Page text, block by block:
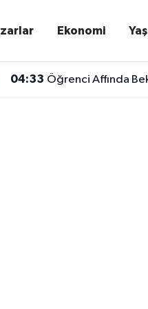
Ekonomi
04:33 Öğrenci Affında